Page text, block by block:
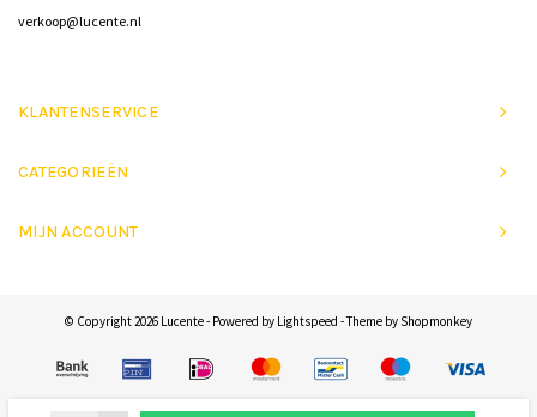
verkoop@lucente.nl
KLANTENSERVICE
CATEGORIEËN
MIJN ACCOUNT
© Copyright 2026 Lucente - Powered by Lightspeed - Theme by Shopmonkey